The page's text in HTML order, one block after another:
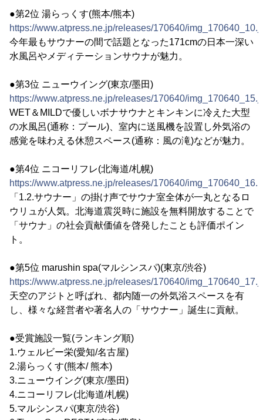
●第2位 湯らっくす(熊本/熊本)
https://www.atpress.ne.jp/releases/170640/
今年最もサウナーの間で話題となった171cmの日本一深い
水風呂やメディテーションサウナが魅力。
●第3位 ニューウイング(東京/墨田)
https://www.atpress.ne.jp/releases/170640/
WET＆MILDで優しいボナサウナとキンキンに冷えた大型
の水風呂(通称：プール)、室内に送風機を設置し外気浴の
感覚を味わえる休憩スペース(通称：風の滝)などが魅力。
●第4位 ニコーリフレ(北海道/札幌)
https://www.atpress.ne.jp/releases/170640/
「1.2.サウナー」の掛け声でサウナ室全体が一丸となるロ
ウリュが人気。北海道震災時に施設を無料開放することで
「サウナ」の社会貢献価値を啓発したことも評価ポイン
ト。
●第5位 marushin spa(マルシンスパ)(東京/渋谷)
https://www.atpress.ne.jp/releases/170640/
天空のアジトと呼ばれ、都内随一の外気浴スペースを有
し、様々な経営者や著名人の「サウナー」誕生に貢献。
●受賞施設一覧(ランキング順)
1.ウェルビー栄(愛知/名古屋)
2.湯らっくす(熊本/ 熊本)
3.ニューウイング(東京/墨田)
4.ニコーリフレ(北海道/札幌)
5.マルシンスパ(東京/渋谷)